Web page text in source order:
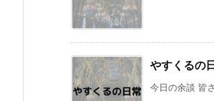
やすくるの
今日の余談 皆